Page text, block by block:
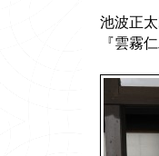
池波正
『雲霧